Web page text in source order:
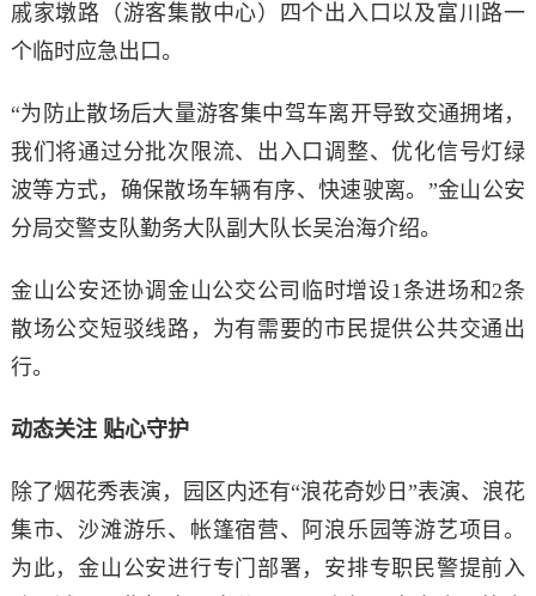
戚家墩路（游客集散中心）四个出入口以及富川路一
个临时应急出口。
“为防止散场后大量游客集中驾车离开导致交通拥堵，
我们将通过分批次限流、出入口调整、优化信号灯绿
波等方式，确保散场车辆有序、快速驶离。”金山公安
分局交警支队勤务大队副大队长吴治海介绍。
金山公安还协调金山公交公司临时增设1条进场和2条
散场公交短驳线路，为有需要的市民提供公共交通出
行。
动态关注 贴心守护
除了烟花秀表演，园区内还有“浪花奇妙日”表演、浪花
集市、沙滩游乐、帐篷宿营、阿浪乐园等游艺项目。
为此，金山公安进行专门部署，安排专职民警提前入